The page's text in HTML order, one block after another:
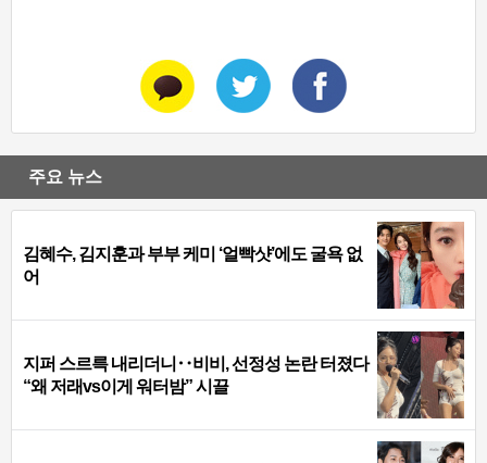
주요 뉴스
김혜수, 김지훈과 부부 케미 ‘얼빡샷’에도 굴욕 없
어
지퍼 스르륵 내리더니‥비비, 선정성 논란 터졌다
“왜 저래vs이게 워터밤” 시끌